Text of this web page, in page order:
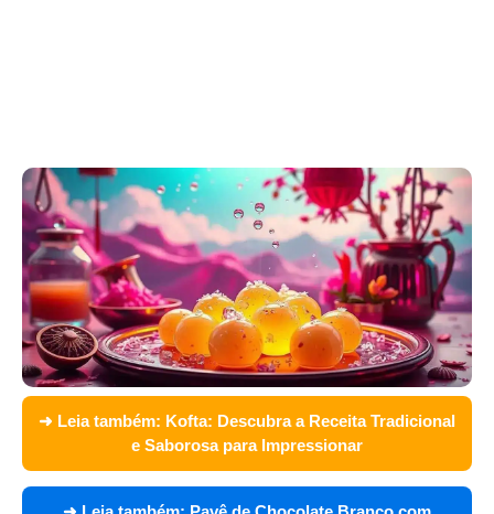
➜ Leia também: Kofta: Descubra a Receita Tradicional
e Saborosa para Impressionar